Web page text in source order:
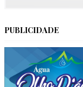
PUBLICIDADE